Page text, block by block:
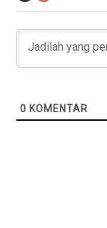
0 KOMENTAR